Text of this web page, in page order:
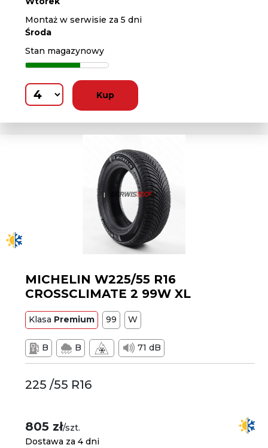
Montaż w serwisie za 5 dni
Środa
Stan magazynowy
Kup
MICHELIN W225/55 R16
CROSSCLIMATE 2 99W XL
Klasa Premium 99 W
B B 71 dB
225 /55 R16
805 zł/szt.
Dostawa za 4 dni